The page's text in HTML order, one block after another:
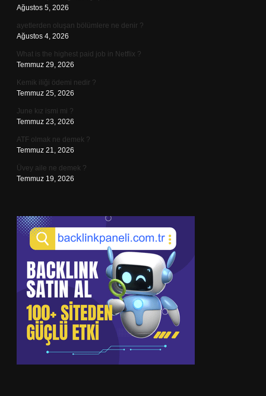
Ağustos 5, 2026
ayetlerden oluşan bölümlere ne denir ?
Ağustos 4, 2026
What is the highest paid job in Netflix ?
Temmuz 29, 2026
Kemik iliği ödemi nedir ?
Temmuz 25, 2026
June kız ismi mi ?
Temmuz 23, 2026
ATF olmak ne demek ?
Temmuz 21, 2026
Üvey aile ne demek ?
Temmuz 19, 2026